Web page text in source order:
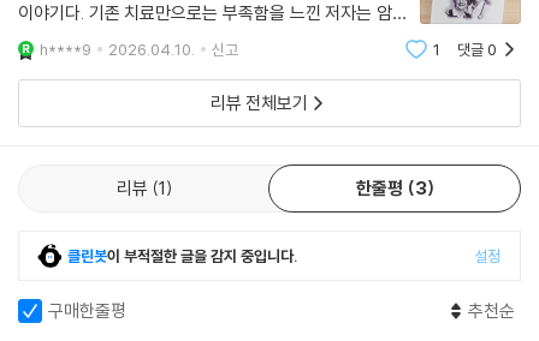
그녀는 빛나는 피부와 잃어버린 활기를 되찾았습니다. 가장 커다란 승리는
그녀가 케톤식을 통해서 건강한 신진대사를 되돌렸다는 것입니다. ‘성공의
비결이 무엇이냐?’는 질문에 그녀는 ‘매일 케톤을 테스트하는 것’이라고 답
주류 의학은 만성 질환 치료와 예방에서 올바른 해법을 제시하지 못하고
습니다. 만성 질환의 진정한 치유는 약물에 의해서가 아니라 라이프 스타
--- p.224
이야기다. 기존 치료만으로는 부족함을 느낀 저자는 암과
의 전쟁을 선포하고, 그 해답으로 ‘케톤식 식단’을 선택한
다. 이 책은 단순한 이론서가 아니라 실제 가족이 함께 실
천한 기록이 담긴 이야기다.저자는
h****9 2026.04.10. 신고 1 댓글0
리뷰 전체보기
리뷰 1 한줄평 3
클린봇이 부적절한 글을 감지 중입니다. 설정
구매한줄평 추천순